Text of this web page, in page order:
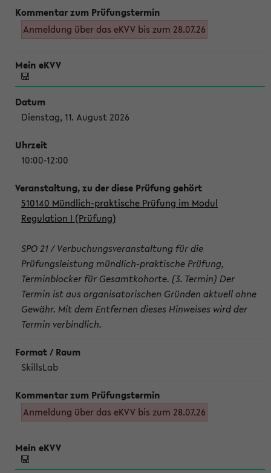
Anmeldung über das eKVV bis zum 28.07.26
Dienstag, 11. August 2026
10:00-12:00
510140 Mündlich-praktische Prüfung im Modul
Regulation I (Prüfung)
SPO 21 / Verbuchungsveranstaltung für die
Prüfungsleistung mündlich-praktische Prüfung,
Terminblocker für Gesamtkohorte. (3. Termin) Der
Termin ist aus organisatorischen Gründen aktuell ohne
Gewähr. Mit dem Entfernen dieses Hinweises wird der
Termin verbindlich.
SkillsLab
Anmeldung über das eKVV bis zum 28.07.26